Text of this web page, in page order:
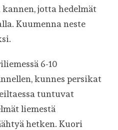
jotta hedelmät
Kuumenna neste
6-10
kunnes persikat
tuntuvat
liemestä
hetken. Kuori